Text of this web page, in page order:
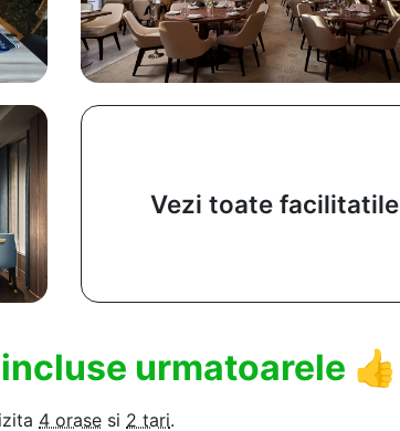
Vezi toate facilitatile
urmatoarele 👍
4 orase si 2 tari.